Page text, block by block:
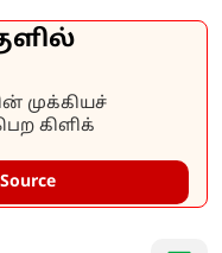
முக்கியச்
கிளிக்